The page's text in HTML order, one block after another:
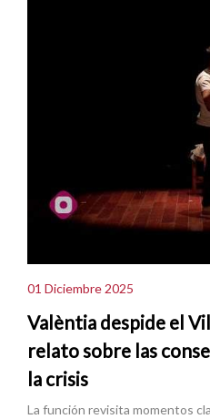
01 Diciembre 2025
Valèntia despide el
relato sobre las
la crisis
La función revisita momentos